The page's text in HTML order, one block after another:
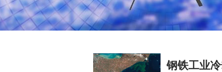
钢铁工业